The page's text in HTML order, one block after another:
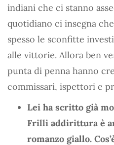
indiani che ci stanno
quotidiano ci insegna
spesso le sconfitte
alle vittorie. Allora ben
punta di penna hanno
commissari, ispettori e
Lei ha scritto già
Frilli addirittura è
romanzo giallo.